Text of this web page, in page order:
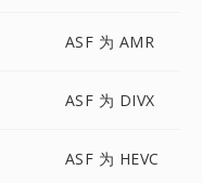
ASF 为 AMR
ASF 为 DIVX
ASF 为 HEVC